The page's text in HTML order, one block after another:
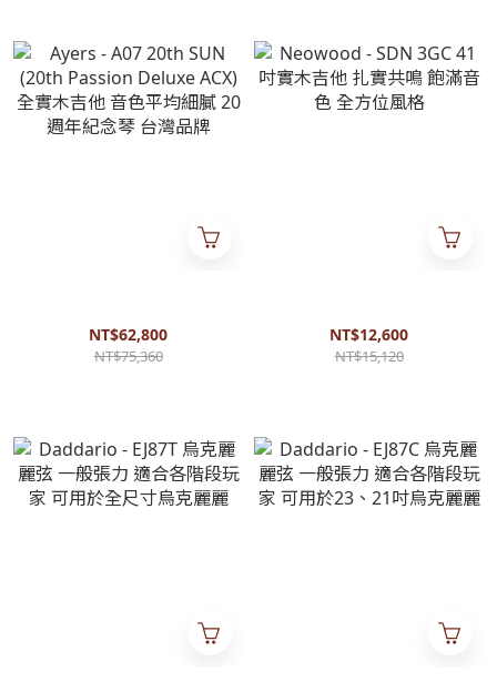
他 音色平均細膩 20週年紀念琴
台灣品牌
NT$62,800
NT$75,360
方位風格
NT$12,600
NT$15,120